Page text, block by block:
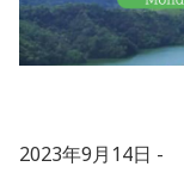
2023年9月14日